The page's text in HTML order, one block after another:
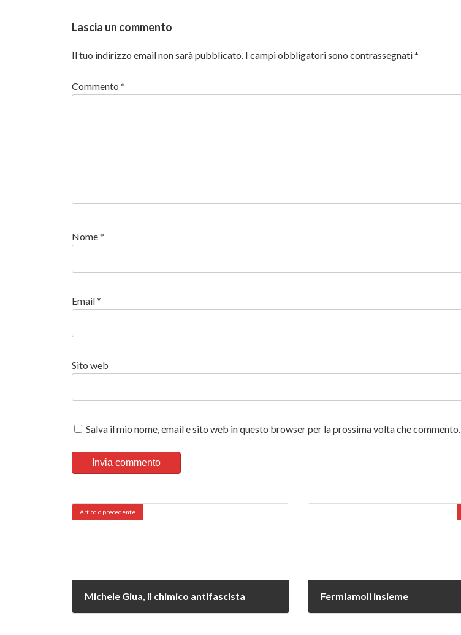
Lascia un commento
Il tuo indirizzo email non sarà pubblicato. I campi obbligatori sono contrassegnati*
Commento *
Nome*
Email*
Sito web
Salva il mio nome, email e sito web in questo browser per la prossima volta che commento.
Articolo precedente
Michele Giua, il chimico antifascista Fermiamoli insieme